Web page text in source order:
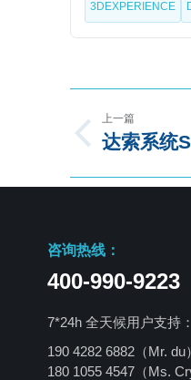
3DEXPERIENCE
上一篇
达索系统
咨询热线：
400-990-9223
7*24h 全天候用户支持：
190 4282 6882（Mr. du）
180 1055 4547 （Ms.